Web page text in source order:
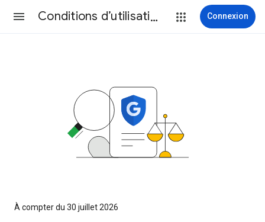
Conditions d’utilisation Connexion
À compter du 30 juillet 2026